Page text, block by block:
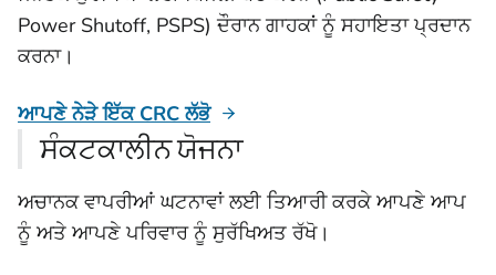
Power Shutoff, PSPS) ਦੌਰਾਨ ਗਾਹਕਾਂ ਨੂੰ ਸਹਾਇਤਾ ਪ੍ਰਦਾਨ
ਕਰਨਾ।
ਆਪਣੇ ਨੇੜੇ ਇੱਕ CRC ਲੱਭੋ
ਸੰਕਟਕਾਲੀਨ ਯੋਜਨਾ
ਅਚਾਨਕ ਵਾਪਰੀਆਂ ਘਟਨਾਵਾਂ ਲਈ ਤਿਆਰੀ ਕਰਕੇ ਆਪਣੇ ਆਪ
ਨੂੰ ਅਤੇ ਆਪਣੇ ਪਰਿਵਾਰ ਨੂੰ ਸੁਰੱਖਿਅਤ ਰੱਖੋ।